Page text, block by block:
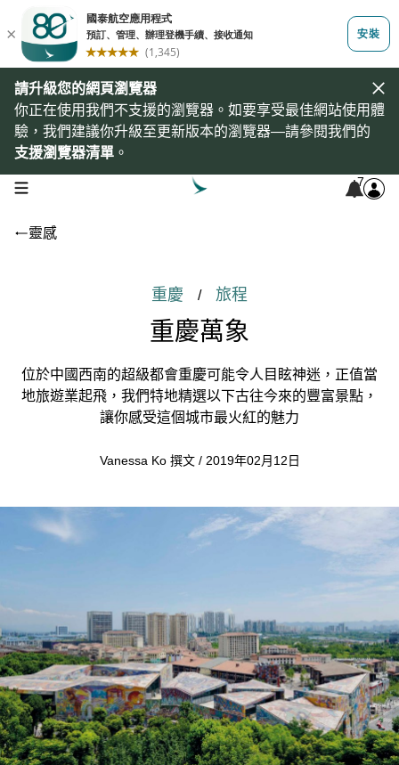
請升級您的網頁瀏覽器
你正在使用我們不支援的瀏覽器。如要享受最佳網站使用體
驗，我們建議你升級至更新版本的瀏覽器—請參閱我們的
支援瀏覽器清單 。
open navigation menu 7
靈感
重慶 / 旅程
重慶萬象
位於中國西南的超級都會重慶可能令人目眩神迷，正值當
地旅遊業起飛，我們特地精選以下古往今來的豐富景點，
讓你感受這個城市最火紅的魅力
Vanessa Ko 撰文 / 2019年02月12日